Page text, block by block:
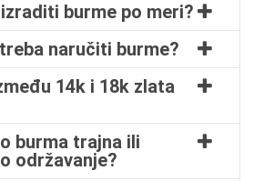
burme po meri?
naručiti burme?
14k i 18k zlata
burma trajna ili
održavanje?